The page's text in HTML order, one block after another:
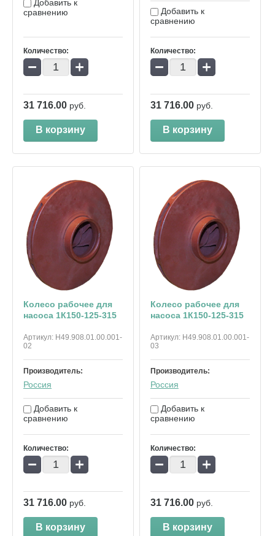
Добавить к
сравнению
Количество:
− +
31 716.00 руб.
В корзину
Добавить к
сравнению
Количество:
− +
31 716.00 руб.
В корзину
Колесо рабочее для
насоса 1К150-125-315
Артикул: Н49.908.01.00.001-
02
Производитель:
Россия
Добавить к
сравнению
Количество:
− +
31 716.00 руб.
В корзину
Колесо рабочее для
насоса 1К150-125-315
Артикул:Н49.908.01.00.001-
03
Производитель:
Россия
Добавить к
сравнению
Количество:
− +
31 716.00 руб.
В корзину